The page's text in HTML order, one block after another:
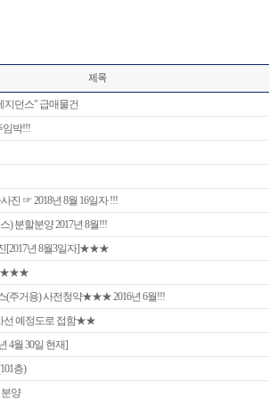
지던스" 급매물건
임박!!!
☞ 2018년 8월 16일자 !!!
) 분할분양 2017년 8월!!!
[2017년 8월3일자]★★★
★★★
주거용) 사전청약★★★ 2016년 6월!!!
선 예정도로 접함★★
4월 30일 현재]
층)
양